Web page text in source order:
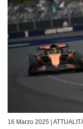
16 Marzo 2025 |